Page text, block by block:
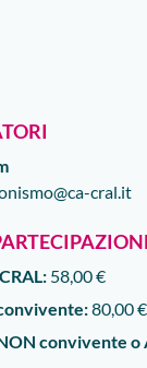
cral.it
58,00 €
80,00 €
convivente o